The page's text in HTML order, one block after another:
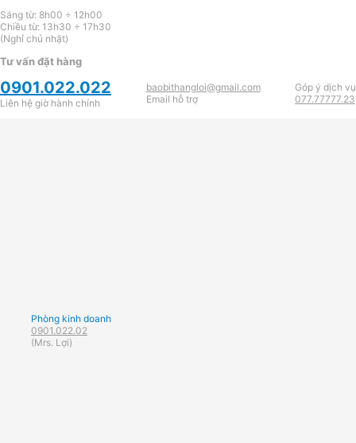
Sáng từ: 8h00 ÷ 12h00
Chiều từ: 13h30 ÷ 17h30
(Nghỉ chủ nhật)
Tư vấn đặt hàng
0901.022.022
Liên hệ giờ hành chính
baobithangloi@gmail.com
Email hỗ trợ
Góp ý dịch vụ
077.77777.23
Phòng kinh doanh
0901.022.02
(Mrs. Lợi)